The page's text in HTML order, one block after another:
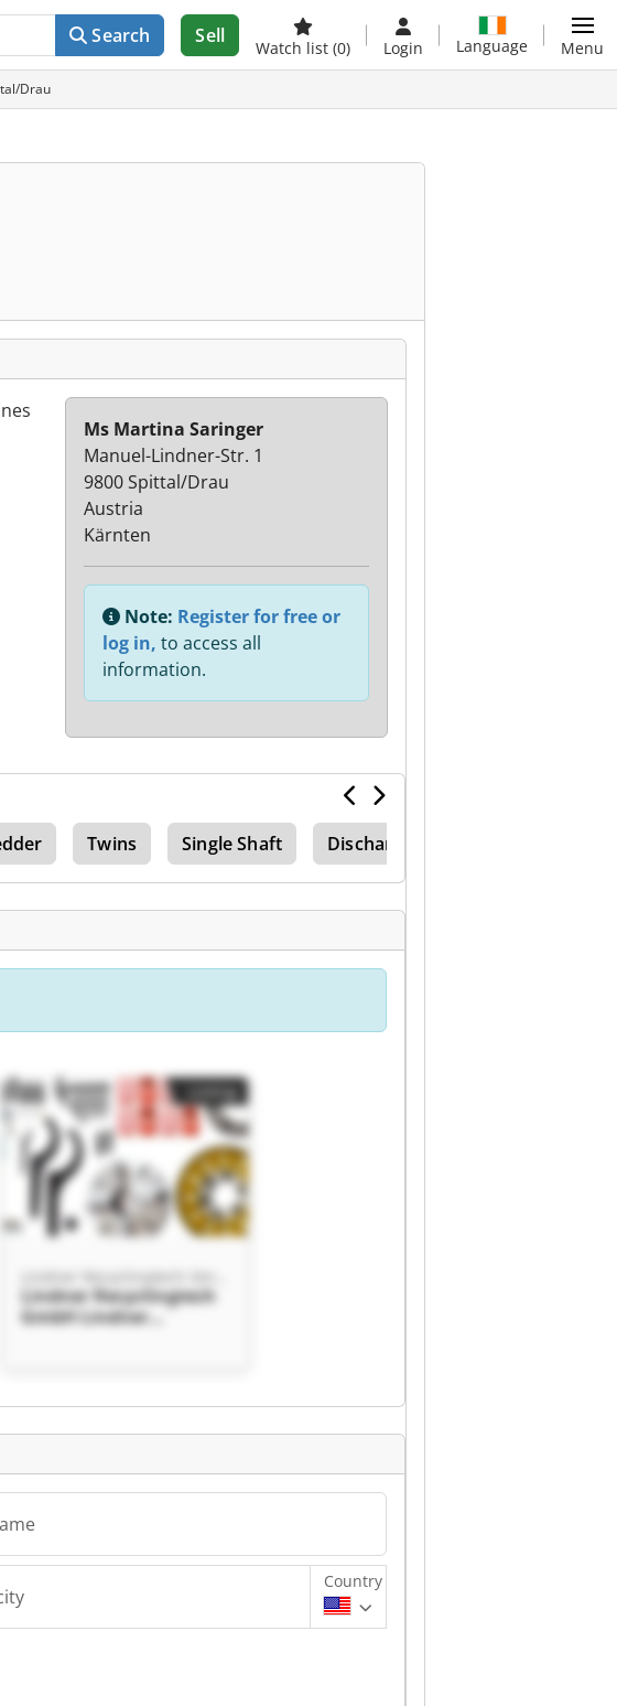
Search Sell
Watch list (0) Login Language Menu
Drau
Ms Martina Saringer
Manuel-Lindner-Str. 1
9800 Spittal/Drau
Austria
Kärnten
Note: Register for free or
log in, to access all
information.
Twins Single Shaft Discharge
Lindner Recyclingtech
GmbH Lindner
Country